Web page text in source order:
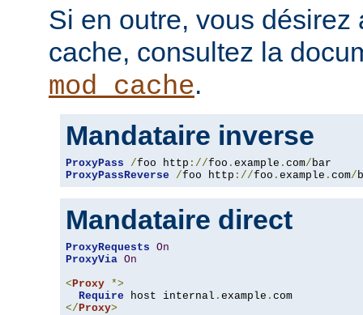
Si en outre, vous désirez
cache, consultez la
mod_cache.
Mandataire inverse
ProxyPass /foo http ://foo . example . com/
ProxyPassReverse
/foo http ://foo . example . com/
Mandataire direct
ProxyRequests On
ProxyVia On
< Proxy *>
Require host internal . example .
</ Proxy>